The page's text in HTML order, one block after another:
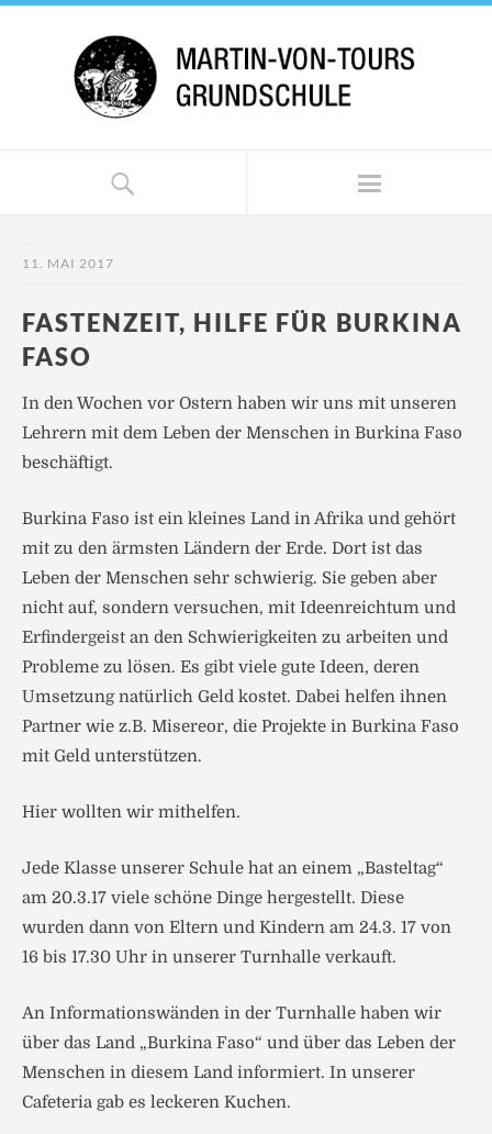
11. MAI 2017
FASTENZEIT, HILFE FÜR BURKINA
FASO
In den Wochen vor Ostern haben wir uns mit unseren
Lehrern mit dem Leben der Menschen in Burkina Faso
beschäftigt.
Burkina Faso ist ein kleines Land in Afrika und gehört
mit zu den ärmsten Ländern der Erde. Dort ist das
Leben der Menschen sehr schwierig. Sie geben aber
nicht auf, sondern versuchen, mit Ideenreichtum und
Erfindergeist an den Schwierigkeiten zu arbeiten und
Probleme zu lösen. Es gibt viele gute Ideen, deren
Umsetzung natürlich Geld kostet. Dabei helfen ihnen
Partner wie z.B. Misereor, die Projekte in Burkina Faso
mit Geld unterstützen.
Hier wollten wir mithelfen.
Jede Klasse unserer Schule hat an einem „Basteltag“
am 20.3.17 viele schöne Dinge hergestellt. Diese
wurden dann von Eltern und Kindern am 24.3. 17 von
16 bis 17.30 Uhr in unserer Turnhalle verkauft.
An Informationswänden in der Turnhalle haben wir
über das Land „Burkina Faso“ und über das Leben der
Menschen in diesem Land informiert. In unserer
Cafeteria gab es leckeren Kuchen.